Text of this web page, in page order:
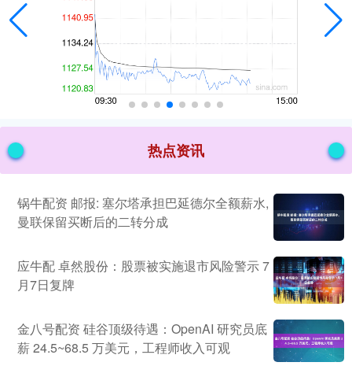
热点资讯
锅牛配资 邮报: 塞尔塔承担巴延德尔全额薪水,
曼联保留买断后的二转分成
应牛配 卓然股份：股票被实施退市风险警示 7
月7日复牌
金八号配资 硅谷顶级待遇：OpenAI 研究员底
薪 24.5~68.5 万美元，工程师收入可观